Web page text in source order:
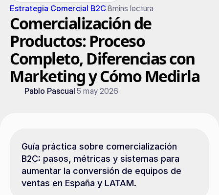
Estrategia Comercial B2C8mins lectura
Comercialización de
Productos: Proceso
Completo, Diferencias con
Marketing y Cómo Medirla
Pablo Pascual 5 may 2026
Guía práctica sobre comercialización
B2C: pasos, métricas y sistemas para
aumentar la conversión de equipos de
ventas en España y LATAM.